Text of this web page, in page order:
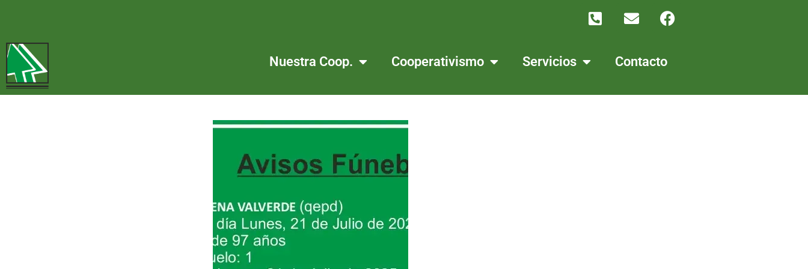
Nuestra Coop. Cooperativismo Servicios Contacto